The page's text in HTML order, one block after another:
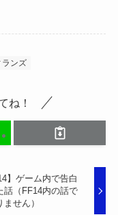
ランズ
ね！
】ゲーム内で告白
話（FF14内の話で
ません）